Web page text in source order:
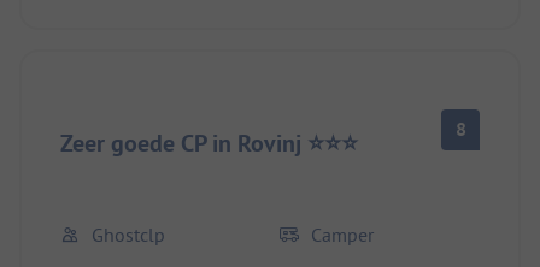
Zeer goede CP in Rovinj ⭐️⭐️⭐️ 8
Ghostclp Camper